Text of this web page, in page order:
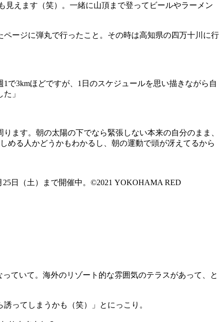
えます（笑）。一緒に山頂まで登ってビールやラーメン
ージに弾丸で行ったこと。その時は高知県の四万十川に行
で3kmほどですが、1日のスケジュールを思い描きながら自
」
ます。朝の太陽の下でなら緊張しない本来の自分のまま、
める人かどうかもわかるし、朝の運動で頭が冴えてるから
日（土）まで開催中。©2021 YOKOHAMA RED
ていて。海外のリゾート的な雰囲気のテラスがあって、と
ってしまうかも（笑）」とにっこり。